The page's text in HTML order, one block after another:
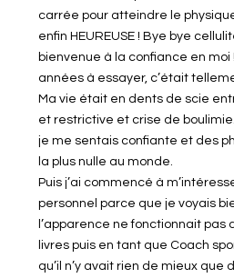
carrée pour atteindre le
enfin HEUREUSE ! Bye bye
bienvenue à la confiance en moi
années à essayer, c’était
Ma vie était en dents de scie
et restrictive et crise de
je me sentais confiante et des
la plus nulle au monde.
Puis j’ai commencé à
personnel parce que je voyais
l’apparence ne fonctionnait pas
livres puis en tant que Coach
qu’il n’y avait rien de mieux que